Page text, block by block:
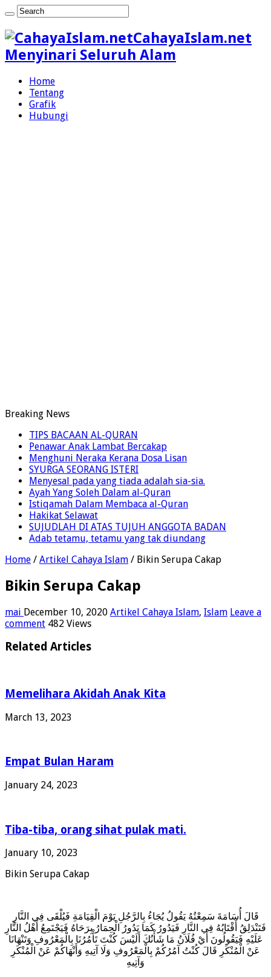
CahayaIslam.net
Menyinari Seluruh Alam
Home
Tentang
Grafik
Hubungi
Breaking News
TIPS BACAAN AL-QURAN
Penawar Anak Lambat Bercakap
Menghuni Neraka Kerana Dosa Lisan
SYURGA SEORANG ISTERI
Menyesal pada yang tiada adalah sia-sia.
Ayah Yang Soleh Dalam al-Quran
Istiqamah Dalam Membaca al-Quran
Hakikat Selawat
SUJUDLAH DI ATAS TUJUH ANGGOTA BADAN
Adab tetamu, tetamu yang tak diundang
Home / Artikel Cahaya Islam / Bikin Serupa Cakap
Bikin Serupa Cakap
mai December 10, 2020 Artikel Cahaya Islam, Islam Leave a
comment 482 Views
Related Articles
Memelihara Akidah Anak Kita
March 13, 2023
Empat Bulan Haram
January 24, 2023
Tiba-tiba, orang sihat pulak mati.
January 10, 2023
Bikin Serupa Cakap
قَالَ أُسَامَةَ سَمِعْتُهُ يَقُولُ يُجَاءُ بِالرَّجُلِ يَوْمَ الْقِيَامَةِ فَيُلْقَى فِي النَّارِ
فَتَنْدَلِقُ أَقْتَابُهُ فِي النَّارِ فَيَدُورُ كَمَا يَدُورُ الْحِمَارُ بِرَحَاهُ فَيَجْتَمِعُ أَهْلُ النَّارِ
عَلَيْهِ فَيَقُولُونَ أَيْ فُلَانُ مَا شَأْنُكَ أَلَيْسَ كُنْتَ تَأْمُرُنَا بِالْمَعْرُوفِ وَتَنْهَانَا
عَنْ الْمُنْكَرِ قَالَ كُنْتُ آمُرُكُمْ بِالْمَعْرُوفِ وَلَا آتِيهِ وَأَنْهَاكُمْ عَنْ الْمُنْكَرِ
وَآتِيهِ